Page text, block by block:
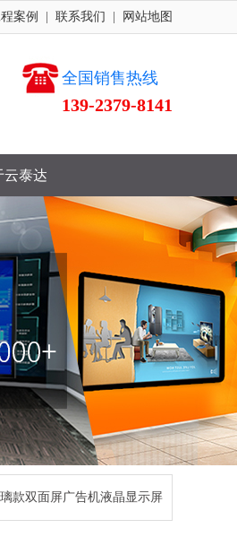
案例 联系我们 网站地图
全国销售热线
139-2379-8141
云泰达
款双面屏广告机液晶显示屏